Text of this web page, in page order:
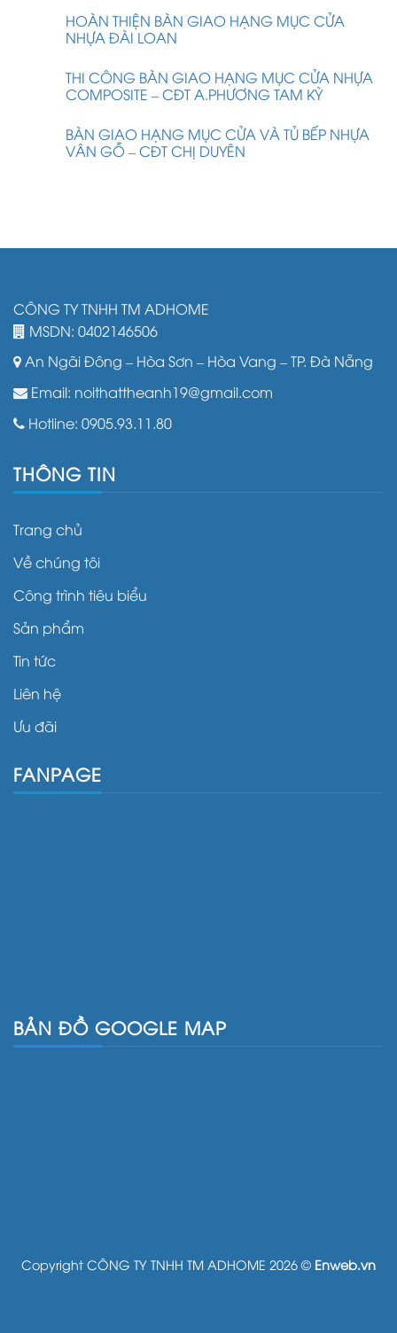
HOÀN THIỆN BÀN GIAO HẠNG MỤC CỬA
NHỰA ĐÀI LOAN
THI CÔNG BÀN GIAO HẠNG MỤC CỬA NHỰA
COMPOSITE – CĐT A.PHƯƠNG TAM KỲ
BÀN GIAO HẠNG MỤC CỬA VÀ TỦ BẾP NHỰA
VÂN GỖ – CĐT CHỊ DUYÊN
CÔNG TY TNHH TM ADHOME
MSDN: 0402146506
An Ngãi Đông – Hòa Sơn – Hòa Vang – TP. Đà Nẵng
Email: noithattheanh19@gmail.com
Hotline: 0905.93.11.80
THÔNG TIN
Trang chủ
Về chúng tôi
Công trình tiêu biểu
Sản phẩm
Tin tức
Liên hệ
Ưu đãi
FANPAGE
BẢN ĐỒ GOOGLE MAP
Copyright CÔNG TY TNHH TM ADHOME 2026 © Enweb.vn